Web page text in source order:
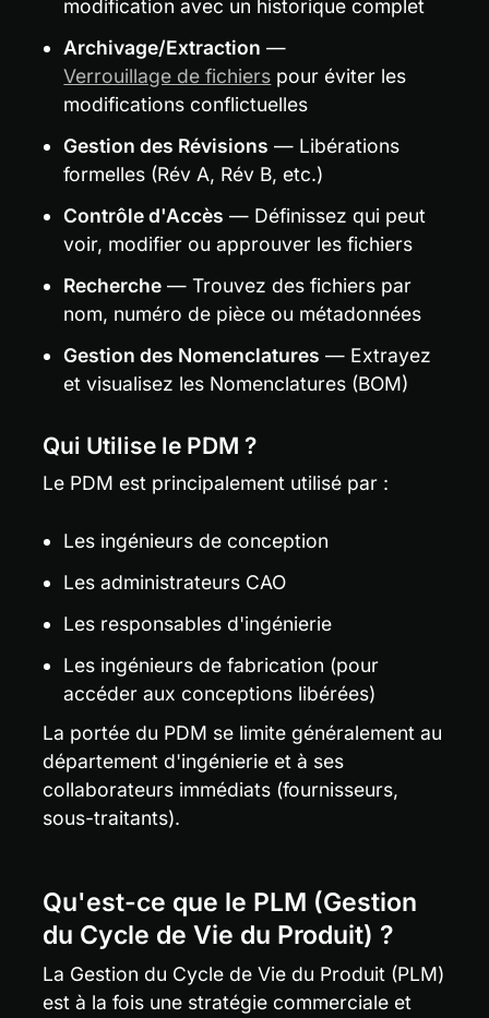
modification avec un historique complet
Archivage/Extraction —
Verrouillage de fichiers pour éviter les
modifications conflictuelles
Gestion des Révisions — Libérations
formelles (Rév A, Rév B, etc.)
Contrôle d'Accès — Définissez qui peut
voir, modifier ou approuver les fichiers
Recherche — Trouvez des fichiers par
nom, numéro de pièce ou métadonnées
Gestion des Nomenclatures — Extrayez
et visualisez les Nomenclatures (BOM)
Qui Utilise le PDM ?
Le PDM est principalement utilisé par :
Les ingénieurs de conception
Les administrateurs CAO
Les responsables d'ingénierie
Les ingénieurs de fabrication (pour
accéder aux conceptions libérées)
La portée du PDM se limite généralement au
département d'ingénierie et à ses
collaborateurs immédiats (fournisseurs,
sous-traitants).
Qu'est-ce que le PLM (Gestion
du Cycle de Vie du Produit) ?
La Gestion du Cycle de Vie du Produit (PLM)
est à la fois une stratégie commerciale et